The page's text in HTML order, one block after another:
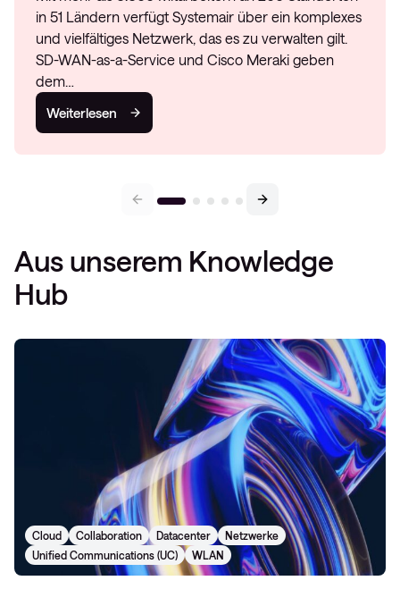
in 51 Ländern verfügt Systemair über ein komplexes
und vielfältiges Netzwerk, das es zu verwalten gilt.
SD-WAN-as-a-Service und Cisco Meraki geben
dem…
Weiterlesen
Aus unserem Knowledge
Hub
Cloud Collaboration Datacenter
Netzwerke
Unified Communications (UC)
WLAN